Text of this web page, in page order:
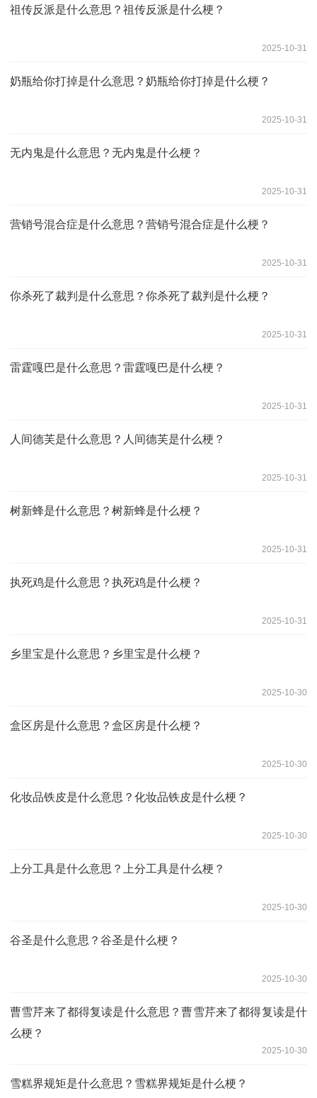
祖传反派是什么意思？祖传反派是什么梗？ ​
2025-10-31
奶瓶给你打掉是什么意思？奶瓶给你打掉是什么梗？
2025-10-31
无内鬼是什么意思？无内鬼是什么梗？
2025-10-31
营销号混合症是什么意思？营销号混合症是什么梗？
2025-10-31
你杀死了裁判是什么意思？你杀死了裁判是什么梗？
2025-10-31
雷霆嘎巴是什么意思？雷霆嘎巴是什么梗？
2025-10-31
人间德芙是什么意思？人间德芙是什么梗？
2025-10-31
树新蜂是什么意思？树新蜂是什么梗？
2025-10-31
执死鸡是什么意思？执死鸡是什么梗？
2025-10-31
乡里宝是什么意思？乡里宝是什么梗？
2025-10-30
盒区房是什么意思？盒区房是什么梗？
2025-10-30
化妆品铁皮是什么意思？化妆品铁皮是什么梗？
2025-10-30
上分工具是什么意思？上分工具是什么梗？
2025-10-30
谷圣是什么意思？谷圣是什么梗？
2025-10-30
曹雪芹来了都得复读是什么意思？曹雪芹来了都得复读是什
么梗？
2025-10-30
雪糕界规矩是什么意思？雪糕界规矩是什么梗？